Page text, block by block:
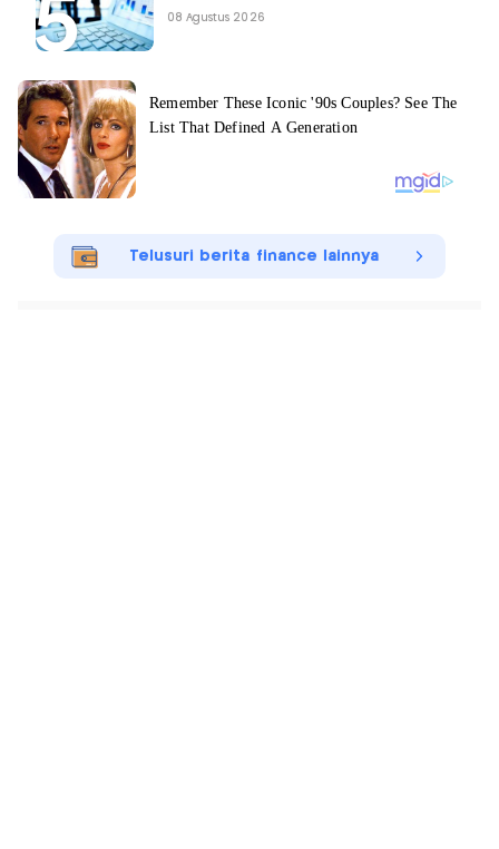
08 Agustus 2026
Telusuri berita finance lainnya